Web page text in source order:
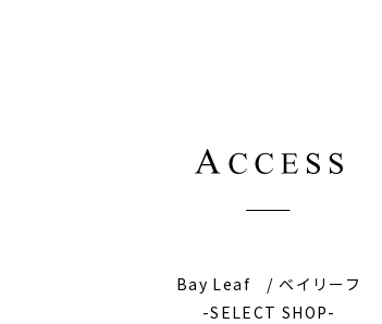
Bay Leaf / ベイリーフ
-SELECT SHOP-